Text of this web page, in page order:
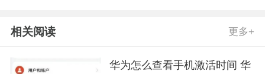
相关阅读 更多+
华为怎么查看手机激活时间 华